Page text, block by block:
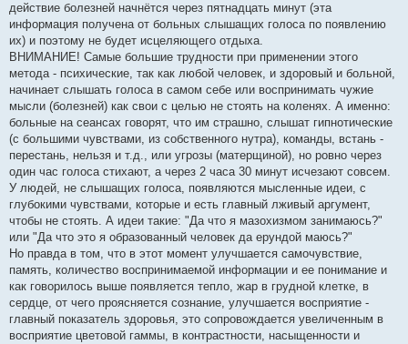
действие болезней начнётся через пятнадцать минут (эта
информация получена от больных слышащих голоса по появлению
их) и поэтому не будет исцеляющего отдыха.
ВНИМАНИЕ! Самые большие трудности при применении этого
метода - психические, так как любой человек, и здоровый и больной,
начинает слышать голоса в самом себе или воспринимать чужие
мысли (болезней) как свои с целью не стоять на коленях. А именно:
больные на сеансах говорят, что им страшно, слышат гипнотические
(с большими чувствами, из собственного нутра), команды, встань -
перестань, нельзя и т.д., или угрозы (матерщиной), но ровно через
один час голоса стихают, а через 2 часа 30 минут исчезают совсем.
У людей, не слышащих голоса, появляются мысленные идеи, с
глубокими чувствами, которые и есть главный лживый аргумент,
чтобы не стоять. А идеи такие: "Да что я мазохизмом занимаюсь?"
или "Да что это я образованный человек да ерундой маюсь?"
Но правда в том, что в этот момент улучшается самочувствие,
память, количество воспринимаемой информации и ее понимание и
как говорилось выше появляется тепло, жар в грудной клетке, в
сердце, от чего проясняется сознание, улучшается восприятие -
главный показатель здоровья, это сопровождается увеличенным в
восприятие цветовой гаммы, в контрастности, насыщенности и